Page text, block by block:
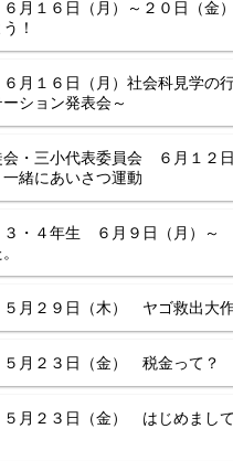
月１６日（月）～２０日（金
！
月１６日（月）社会科見学の
ション発表会～
会・三小代表委員会 ６月１２
一緒にあいさつ運動
３・４年生 ６月９日（月）～
。
月２９日（木） ヤゴ救出大
月２３日（金） 税金って？
月２３日（金） はじめまして